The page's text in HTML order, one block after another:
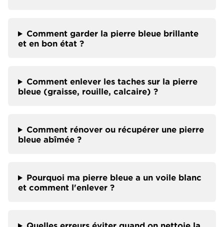
Comment garder la pierre bleue brillante
et en bon état ?
Comment enlever les taches sur la pierre
bleue (graisse, rouille, calcaire) ?
Comment rénover ou récupérer une pierre
bleue abîmée ?
Pourquoi ma pierre bleue a un voile blanc
et comment l'enlever ?
Quelles erreurs éviter quand on nettoie la